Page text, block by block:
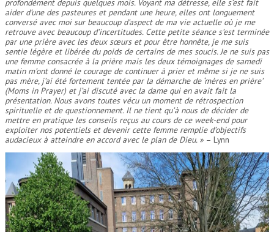
profondément depuis quelques mois. Voyant ma détresse, elle s’est fait
aider d’une des pasteures et pendant une heure, elles ont longuement
conversé avec moi sur beaucoup d’aspect de ma vie actuelle où je me
retrouve avec beaucoup d’incertitudes. Cette petite séance s’est terminée
par une prière avec les deux sœurs et pour être honnête, je me suis
sentie légère et libérée du poids de certains de mes soucis. Je ne suis pas
une femme consacrée à la prière mais les deux témoignages de samedi
matin m’ont donné le courage de continuer à prier et même si je ne suis
pas mère, j’ai été fortement tentée par la démarche de ‘mères en prière’
(Moms in Prayer) et j’ai discuté avec la dame qui en avait fait la
présentation. Nous avons toutes vécu un moment de rétrospection
spirituelle et de questionnement. Il ne tient qu’à nous de décider de
mettre en pratique les conseils reçus au cours de ce week-end pour
exploiter nos potentiels et devenir cette femme remplie d’objectifs
audacieux à atteindre en accord avec le plan de Dieu. » – Lynn